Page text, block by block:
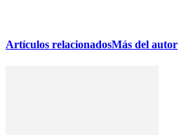
Artículos relacionadosMás del autor